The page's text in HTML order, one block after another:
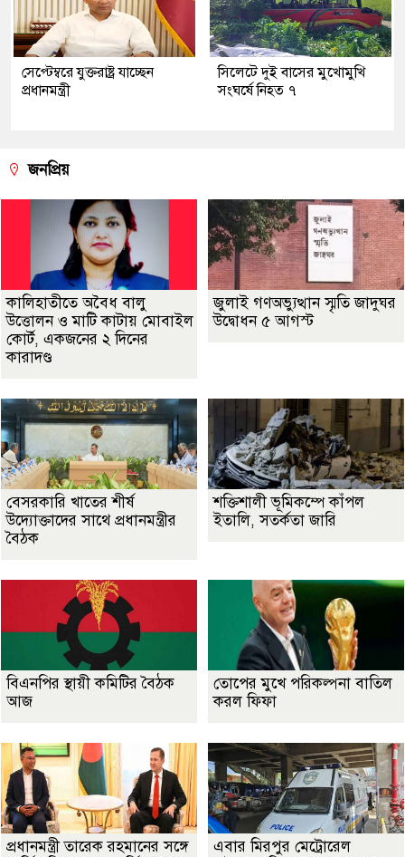
সেপ্টেম্বরে যুক্তরাষ্ট্র যাচ্ছেন
প্রধানমন্ত্রী
সিলেটে দুই বাসের মুখোমুখি
সংঘর্ষে নিহত ৭
জনপ্রিয়
কালিহাতীতে অবৈধ বালু
উত্তোলন ও মাটি কাটায় মোবাইল
কোর্ট, একজনের ২ দিনের
কারাদণ্ড
জুলাই গণঅভ্যুত্থান স্মৃতি জাদুঘর
উদ্বোধন ৫ আগস্ট
বেসরকারি খাতের শীর্ষ
উদ্যোক্তাদের সাথে প্রধানমন্ত্রীর
বৈঠক
শক্তিশালী ভূমিকম্পে কাঁপল
ইতালি, সতর্কতা জারি
বিএনপির স্থায়ী কমিটির বৈঠক
আজ
তোপের মুখে পরিকল্পনা বাতিল
করল ফিফা
প্রধানমন্ত্রী তারেক রহমানের সঙ্গে
এবার মিরপুর মেট্রোরেল